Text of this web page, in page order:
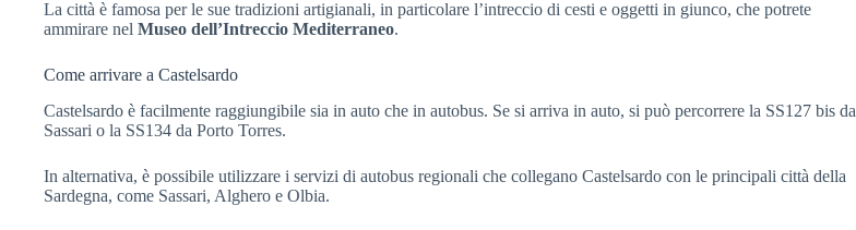
La città è famosa per le sue tradizioni artigianali, in particolare l’intreccio di cesti e oggetti in giunco, che potrete
ammirare nel Museo dell’Intreccio Mediterraneo.
Come arrivare a Castelsardo
Castelsardo è facilmente raggiungibile sia in auto che in autobus. Se si arriva in auto, si può percorrere la SS127 bis da
Sassari o la SS134 da Porto Torres.
In alternativa, è possibile utilizzare i servizi di autobus regionali che collegano Castelsardo con le principali città della
Sardegna, come Sassari, Alghero e Olbia.